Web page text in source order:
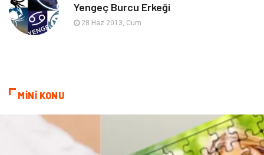
Astroloji Keyfinizi Kaçırmayın
Çadır
Yengeç Burcu Erkeği
28 Haz 2013, Cum
MİNİ KONU